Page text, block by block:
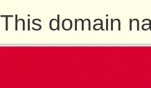
This domain